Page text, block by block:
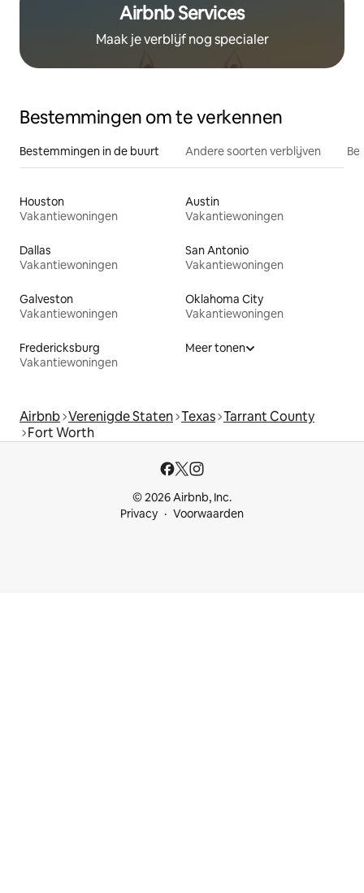
Airbnb Services
Maak je verblijf nog specialer
Bestemmingen om te verkennen
Bestemmingen in de buurt Andere soorten verblijven
Houston
Vakantiewoningen
Austin
Vakantiewoningen
Dallas
Vakantiewoningen
San Antonio
Vakantiewoningen
Galveston
Vakantiewoningen
Oklahoma City
Vakantiewoningen
Fredericksburg
Vakantiewoningen
Meer tonen
Airbnb Verenigde Staten Texas Tarrant County
Fort Worth
© 2026 Airbnb, Inc.
Privacy
Voorwaarden